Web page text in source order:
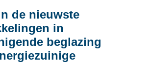
de nieuwste
in
beglazing